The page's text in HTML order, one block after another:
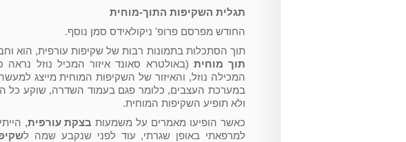
תגלית השקיפות התוך-מוחית
החודש מפרסם פרופ' ניקולאידס סמן נוסף.
תוך הסתכלות בתמונות רבות של שקיפות עורפית, הוא
תוך מוחית (באולטרא סאונד איזור המכיל נוזל
המכילה נוזל, והאיזור של השקיפות המוחית מייצג
במערכת העצבים, כלומר פגם בעמוד השדרה, שוקע כל
ולא תופיע השקיפות המוחית.
כאשר הופיעו מאמרים על משמעות בצקת עורפית,
למרפאתי באופן שגרתי, עוד לפני שנקבע שמה ל